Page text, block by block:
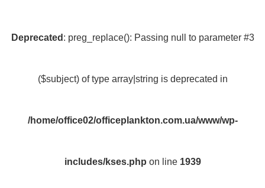
Deprecated : preg_replace(): Passing null to parameter #3
($subject) of type array|string is deprecated in
/home/office02/officeplankton.com.ua/www/wp-
includes/kses.php on line 1939